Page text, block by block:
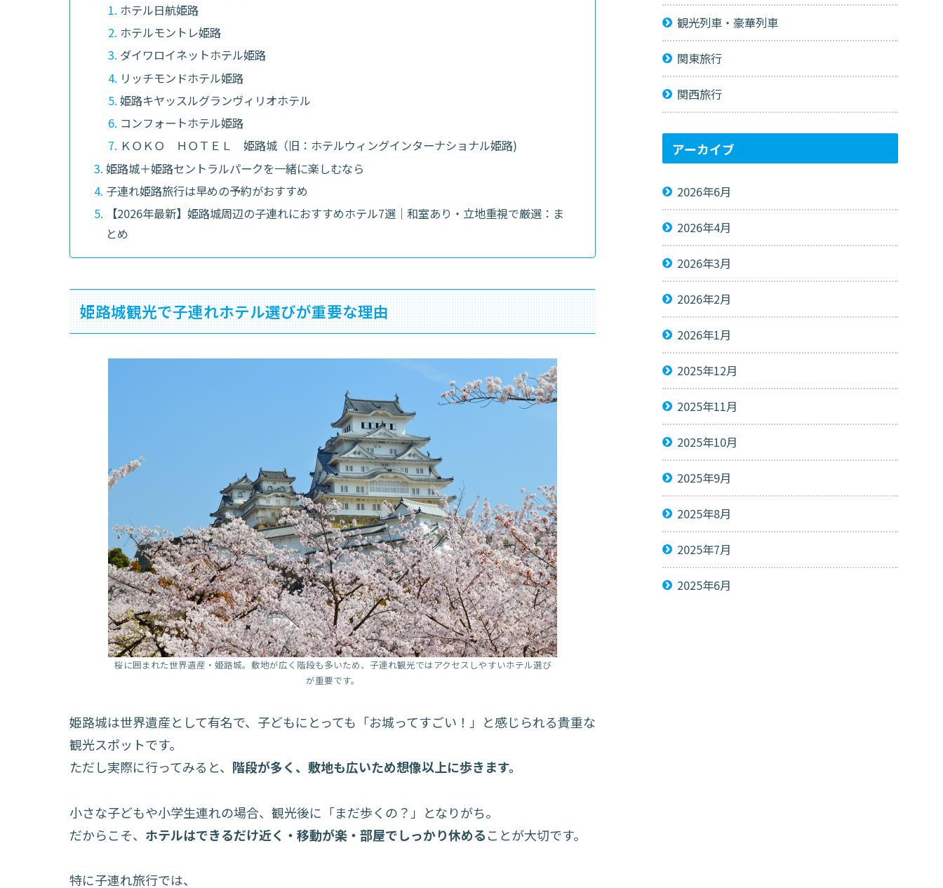
ホテル日航姫路
ホテルモントレ姫路
ダイワロイネットホテル姫路
リッチモンドホテル姫路
姫路キヤッスルグランヴィリオホテル
コンフォートホテル姫路
ＫＯＫＯ ＨＯＴＥＬ 姫路城（旧：ホテルウィングインターナショナル姫路)
姫路城＋姫路セントラルパークを一緒に楽しむなら
子連れ姫路旅行は早めの予約がおすすめ
【2026年最新】姫路城周辺の子連れにおすすめホテル7選｜和室あり・立地重視で厳選：ま
とめ
姫路城観光で子連れホテル選びが重要な理由
桜に囲まれた世界遺産・姫路城。敷地が広く階段も多いため、子連れ観光ではアクセスしやすいホテル選び
が重要です。
姫路城は世界遺産として有名で、子どもにとっても「お城ってすごい！」と感じられる貴重な
観光スポットです。
ただし実際に行ってみると、 階段が多く、敷地も広いため想像以上に歩きます。
小さな子どもや小学生連れの場合、観光後に「まだ歩くの？」となりがち。
だからこそ、 ホテルはできるだけ近く・移動が楽・部屋でしっかり休めることが大切です。
特に子連れ旅行では、
観光列車・豪華列車
関東旅行
関西旅行
アーカイブ
2026年6月
2026年4月
2026年3月
2026年2月
2026年1月
2025年12月
2025年11月
2025年10月
2025年9月
2025年8月
2025年7月
2025年6月